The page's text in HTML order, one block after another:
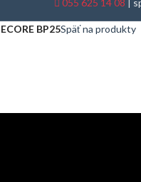
055 625 14 08 |
BP25Späť na produkty